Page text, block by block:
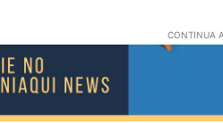
CONTINUA